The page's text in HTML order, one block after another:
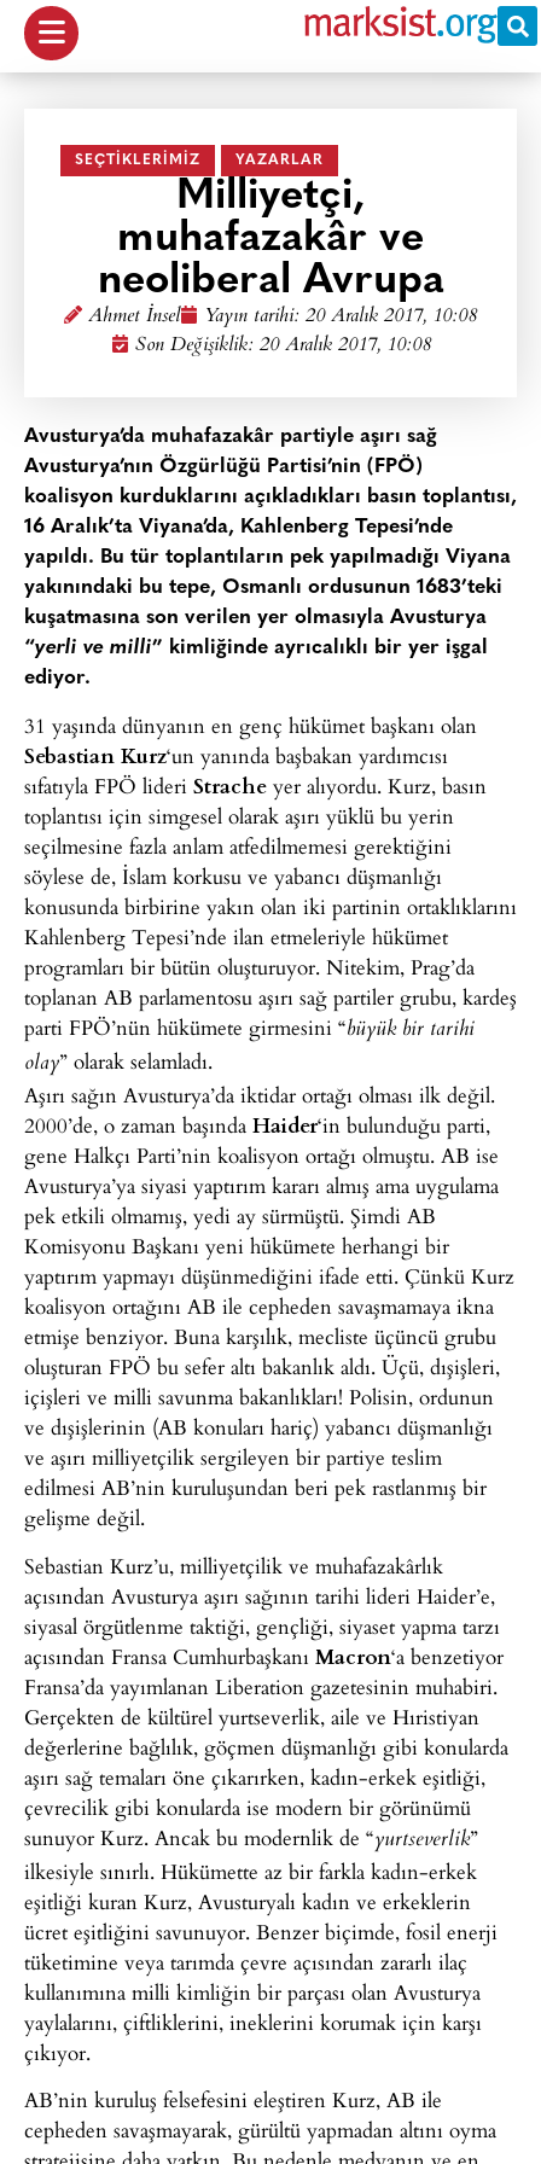
SEÇTIKLERIMIZ YAZARLAR
Milliyetçi,
muhafazakâr ve
neoliberal Avrupa
Ahmet İnsel Yayın tarihi: 20 Aralık 2017, 10:08
Son Değişiklik: 20 Aralık 2017, 10:08
Avusturya’da muhafazakâr partiyle aşırı sağ
Avusturya’nın Özgürlüğü Partisi’nin (FPÖ)
koalisyon kurduklarını açıkladıkları basın toplantısı,
16 Aralık’ta Viyana’da, Kahlenberg Tepesi’nde
yapıldı. Bu tür toplantıların pek yapılmadığı Viyana
yakınındaki bu tepe, Osmanlı ordusunun 1683’teki
kuşatmasına son verilen yer olmasıyla Avusturya
“yerli ve milli” kimliğinde ayrıcalıklı bir yer işgal
ediyor.
31 yaşında dünyanın en genç hükümet başkanı olan
Sebastian Kurz‘un yanında başbakan yardımcısı
sıfatıyla FPÖ lideri Strache yer alıyordu. Kurz, basın
toplantısı için simgesel olarak aşırı yüklü bu yerin
seçilmesine fazla anlam atfedilmemesi gerektiğini
söylese de, İslam korkusu ve yabancı düşmanlığı
konusunda birbirine yakın olan iki partinin ortaklıklarını
Kahlenberg Tepesi’nde ilan etmeleriyle hükümet
programları bir bütün oluşturuyor. Nitekim, Prag’da
toplanan AB parlamentosu aşırı sağ partiler grubu, kardeş
parti FPÖ’nün hükümete girmesini “büyük bir tarihi
olay” olarak selamladı.
Aşırı sağın Avusturya’da iktidar ortağı olması ilk değil.
2000’de, o zaman başında Haider‘in bulunduğu parti,
gene Halkçı Parti’nin koalisyon ortağı olmuştu. AB ise
Avusturya’ya siyasi yaptırım kararı almış ama uygulama
pek etkili olmamış, yedi ay sürmüştü. Şimdi AB
Komisyonu Başkanı yeni hükümete herhangi bir
yaptırım yapmayı düşünmediğini ifade etti. Çünkü Kurz
koalisyon ortağını AB ile cepheden savaşmamaya ikna
etmişe benziyor. Buna karşılık, mecliste üçüncü grubu
oluşturan FPÖ bu sefer altı bakanlık aldı. Üçü, dışişleri,
içişleri ve milli savunma bakanlıkları! Polisin, ordunun
ve dışişlerinin (AB konuları hariç) yabancı düşmanlığı
ve aşırı milliyetçilik sergileyen bir partiye teslim
edilmesi AB’nin kuruluşundan beri pek rastlanmış bir
gelişme değil.
Sebastian Kurz’u, milliyetçilik ve muhafazakârlık
açısından Avusturya aşırı sağının tarihi lideri Haider’e,
siyasal örgütlenme taktiği, gençliği, siyaset yapma tarzı
açısından Fransa Cumhurbaşkanı Macron‘a benzetiyor
Fransa’da yayımlanan Liberation gazetesinin muhabiri.
Gerçekten de kültürel yurtseverlik, aile ve Hıristiyan
değerlerine bağlılık, göçmen düşmanlığı gibi konularda
aşırı sağ temaları öne çıkarırken, kadın-erkek eşitliği,
çevrecilik gibi konularda ise modern bir görünümü
sunuyor Kurz. Ancak bu modernlik de “yurtseverlik”
ilkesiyle sınırlı. Hükümette az bir farkla kadın-erkek
eşitliği kuran Kurz, Avusturyalı kadın ve erkeklerin
ücret eşitliğini savunuyor. Benzer biçimde, fosil enerji
tüketimine veya tarımda çevre açısından zararlı ilaç
kullanımına milli kimliğin bir parçası olan Avusturya
yaylalarını, çiftliklerini, ineklerini korumak için karşı
çıkıyor.
AB’nin kuruluş felsefesini eleştiren Kurz, AB ile
cepheden savaşmayarak, gürültü yapmadan altını oyma